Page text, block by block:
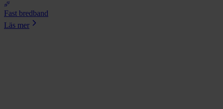
Fast bredband
Läs mer